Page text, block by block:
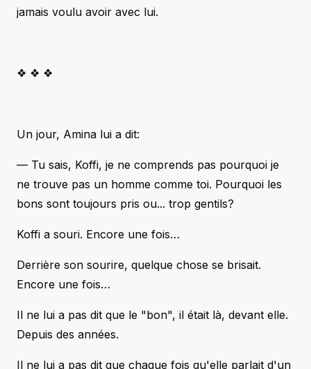
jamais voulu avoir avec lui.
❖ ❖ ❖
Un jour, Amina lui a dit:
— Tu sais, Koffi, je ne comprends pas pourquoi je
ne trouve pas un homme comme toi. Pourquoi les
bons sont toujours pris ou... trop gentils?
Koffi a souri. Encore une fois…
Derrière son sourire, quelque chose se brisait.
Encore une fois…
Il ne lui a pas dit que le "bon", il était là, devant elle.
Depuis des années.
Il ne lui a pas dit que chaque fois qu'elle parlait d'un